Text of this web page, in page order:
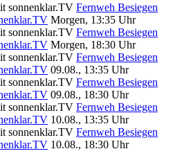
Fernweh Besiegen
Morgen, 13:35 Uhr
Fernweh Besiegen
Morgen, 18:30 Uhr
Fernweh Besiegen
09.08., 13:35 Uhr
Fernweh Besiegen
09.08., 18:30 Uhr
Fernweh Besiegen
10.08., 13:35 Uhr
Fernweh Besiegen
10.08., 18:30 Uhr